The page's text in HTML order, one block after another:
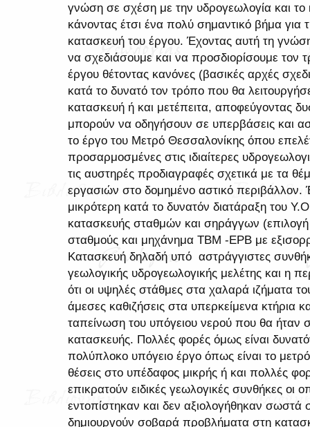
γνώση σε σχέση με την υδρογεωλογία και
κάνοντας έτσι ένα πολύ σημαντικό βήμα για
κατασκευή του έργου. Έχοντας αυτή τη
να σχεδιάσουμε και να προσδιορίσουμε τον
έργου θέτοντας κανόνες (βασικές αρχές
κατά το δυνατό τον τρόπο που θα
κατασκευή ή και μετέπειτα, αποφεύγοντας
μπορούν να οδηγήσουν σε υπερβάσεις και
το έργο του Μετρό Θεσσαλονίκης όπου
προσαρμοσμένες στις ιδιαίτερες
τις αυστηρές προδιαγραφές σχετικά με τα
εργασιών στο δομημένο αστικό περιβάλλον.
μικρότερη κατά το δυνατόν διατάραξη του
κατασκευής σταθμών και σηράγγων (επιλογή
σταθμούς και μηχάνημα TBM -EPB με
Κατασκευή δηλαδή υπό αστράγγιστες
γεωλογικής υδρογεωλογικής μελέτης και η
ότι οι υψηλές στάθμες στα χαλαρά ιζήματα
άμεσες καθιζήσεις στα υπερκείμενα κτήρια
ταπείνωση του υπόγειου νερού που θα ήταν
κατασκευής. Πολλές φορές όμως είναι
πολύπλοκο υπόγειο έργο όπως είναι το
θέσεις στο υπέδαφος μικρής ή και πολλές
επικρατούν ειδικές γεωλογικές συνθήκες οι
εντοπίστηκαν και δεν αξιολογήθηκαν σωστά
δημιουργούν σοβαρά προβλήματα στη